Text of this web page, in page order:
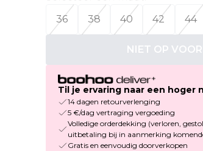
36
38 40 42 44
NIET OP
Til je ervaring naar een hoger
14 dagen retourverlenging
5 €/dag vertraging vergoeding
Volledige orderdekking (verloren,
uitbetaling bij in aanmerking
Gratis en eenvoudig doorverkopen